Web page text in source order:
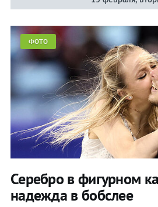
ФОТО
Серебро в фигурном
надежда в бобслее